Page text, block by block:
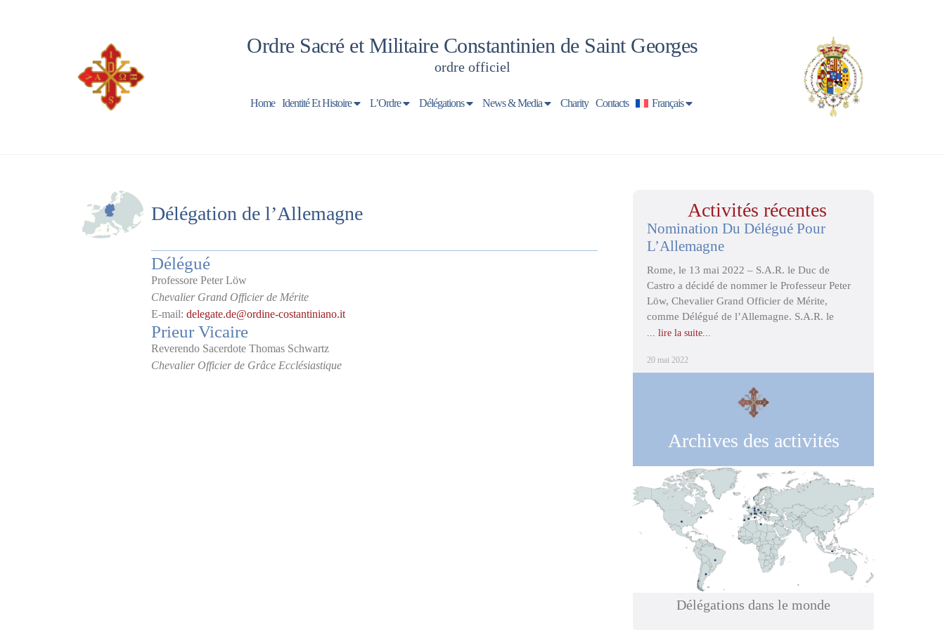
Ordre Sacré et Militaire Constantinien de Saint Georges
ordre officiel
Home Identité Et Histoire L’Ordre Délégations News & Media Charity Contacts Français
Délégation de l’Allemagne
Délégué
Professore Peter Löw
Chevalier Grand Officier de Mérite
E-mail:delegate.de@ordine-costantiniano.it
Prieur Vicaire
Reverendo Sacerdote Thomas Schwartz
Chevalier Officier de Grâce Ecclésiastique
Activités récentes
Nomination Du Délégué Pour
L’Allemagne
Rome, le 13 mai 2022 – S.A.R. le Duc de
Castro a décidé de nommer le Professeur Peter
Löw, Chevalier Grand Officier de Mérite,
comme Délégué de l’Allemagne. S.A.R. le
... lire la suite...
20 mai 2022
Archives des activités
Délégations dans le monde